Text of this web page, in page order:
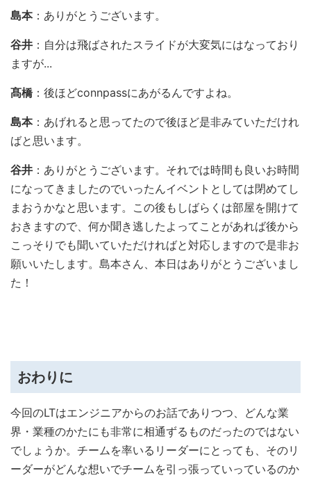
島本：ありがとうございます。
谷井 ：自分は飛ばされたスライドが大変気にはなっており
ますが...
髙橋：後ほどconnpassにあがるんですよね。
島本：あげれると思ってたので後ほど是非みていただけれ
ばと思います。
谷井 ：ありがとうございます。それでは時間も良いお時間
になってきましたのでいったんイベントとしては閉めてし
まおうかなと思います。この後もしばらくは部屋を開けて
おきますので、何か聞き逃したよってことがあれば後から
こっそりでも聞いていただければと対応しますので是非お
願いいたします。島本さん、本日はありがとうございまし
た！
おわりに
今回のLTはエンジニアからのお話でありつつ、どんな業
界・業種のかたにも非常に相通ずるものだったのではない
でしょうか。チームを率いるリーダーにとっても、そのリ
ーダーがどんな想いでチームを引っ張っていっているのか